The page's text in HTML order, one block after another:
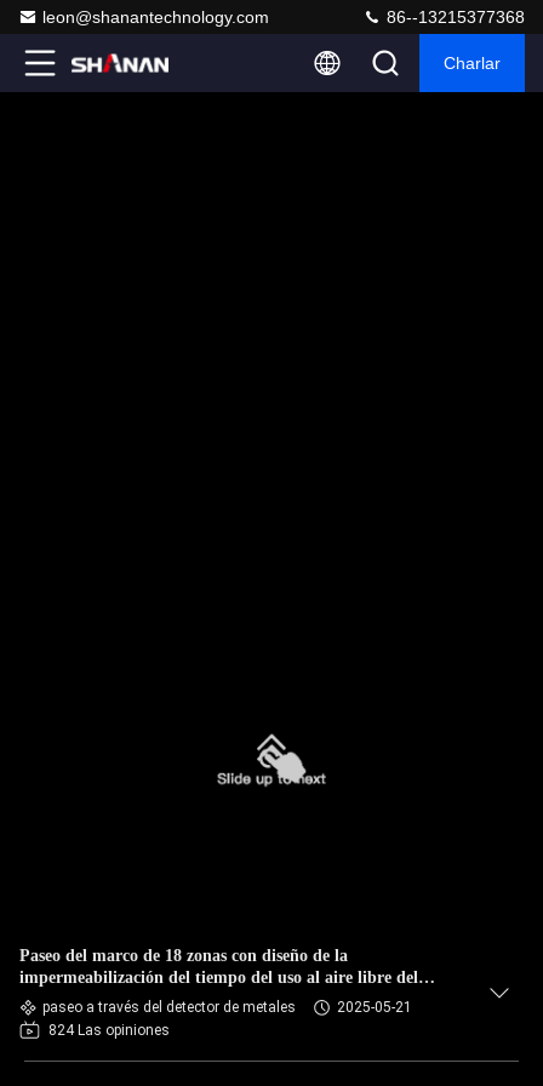
leon@shanantechnology.com 86--13215377368
Charlar
Paseo del marco de 18 zonas con diseño de la
impermeabilización del tiempo del uso al aire libre del
detector de metales
paseo a través del detector de metales
2025-05-21
824 Las opiniones